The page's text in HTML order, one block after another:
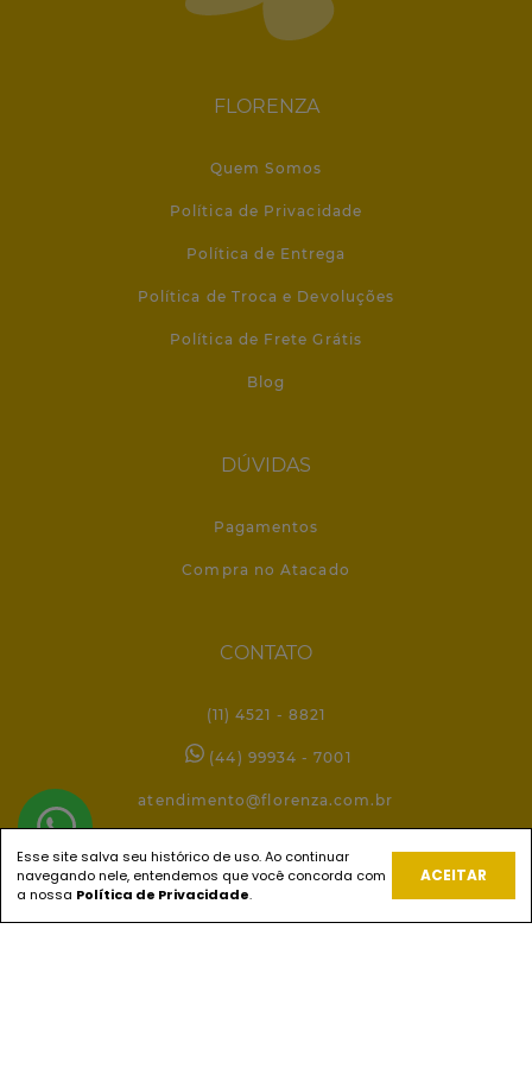
FLORENZA
Quem Somos
Política de Privacidade
Política de Entrega
Política de Troca e Devoluções
Política de Frete Grátis
Blog
DÚVIDAS
Pagamentos
Compra no Atacado
CONTATO
(11) 4521 - 8821
(44) 99934 - 7001
atendimento@florenza.com.br
REDES SOCIAIS
Esse site salva seu histórico de uso. Ao continuar
navegando nele, entendemos que você concorda com
a nossa Política de Privacidade.
ACEITAR